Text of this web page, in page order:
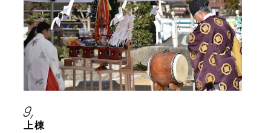
9,
上棟